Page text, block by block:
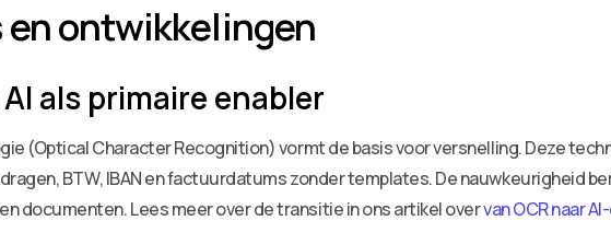
en ontwikkelingen
AI als primaire enabler
(Optical Character Recognition) vormt de basis voor versnelling. Deze
BTW, IBAN en factuurdatums zonder templates. De nauwkeurigheid
documenten. Lees meer over de transitie in ons artikel overvan OCR naar